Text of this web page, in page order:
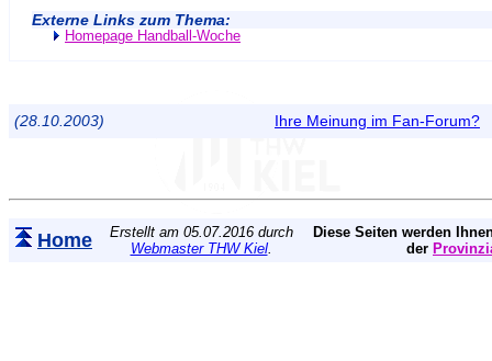
Externe Links zum Thema:
Homepage Handball-Woche
(28.10.2003) Ihre Meinung im Fan-Forum?
Home
Erstellt am 05.07.2016 durch
Webmaster THW Kiel.
Diese Seiten werden
der